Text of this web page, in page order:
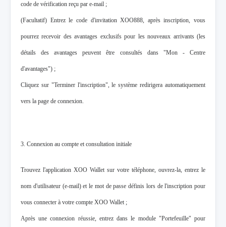
code de vérification reçu par e-mail ;
(Facultatif) Entrez le code d'invitation XOO888, après inscription, vous
pourrez recevoir des avantages exclusifs pour les nouveaux arrivants (les
détails des avantages peuvent être consultés dans "Mon - Centre
d'avantages") ;
Cliquez sur "Terminer l'inscription", le système redirigera automatiquement
vers la page de connexion.
3. Connexion au compte et consultation initiale
Trouvez l'application XOO Wallet sur votre téléphone, ouvrez-la, entrez le
nom d'utilisateur (e-mail) et le mot de passe définis lors de l'inscription pour
vous connecter à votre compte XOO Wallet ;
Après une connexion réussie, entrez dans le module "Portefeuille" pour